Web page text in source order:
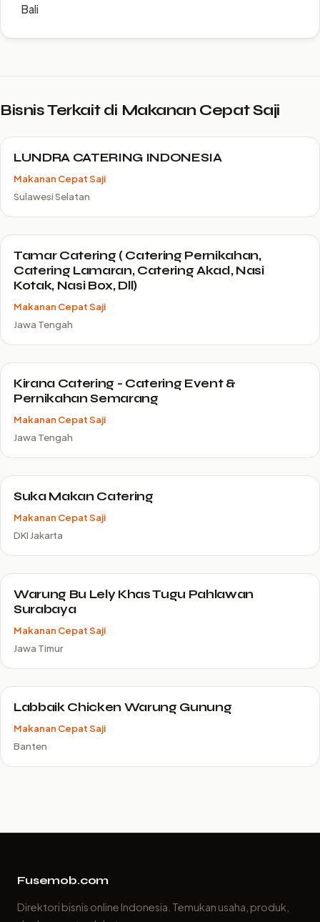
Bali
Bisnis Terkait di Makanan Cepat Saji
LUNDRA CATERING INDONESIA
Makanan Cepat Saji
Sulawesi Selatan
Tamar Catering ( Catering Pernikahan,
Catering Lamaran, Catering Akad, Nasi
Kotak, Nasi Box, Dll)
Makanan Cepat Saji
Jawa Tengah
Kirana Catering - Catering Event &
Pernikahan Semarang
Makanan Cepat Saji
Jawa Tengah
Suka Makan Catering
Makanan Cepat Saji
DKI Jakarta
Warung Bu Lely Khas Tugu Pahlawan
Surabaya
Makanan Cepat Saji
Jawa Timur
Labbaik Chicken Warung Gunung
Makanan Cepat Saji
Banten
Fusemob.com
Direktori bisnis online Indonesia. Temukan usaha, produk,